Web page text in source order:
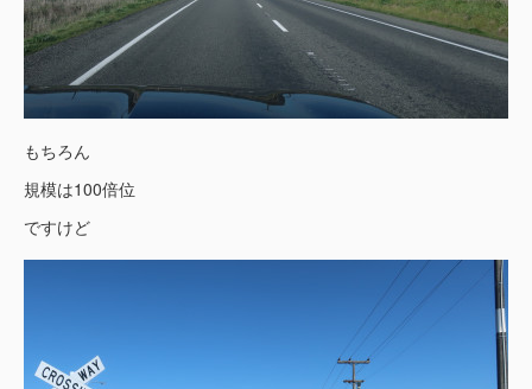
もちろん
規模は100倍位
ですけど